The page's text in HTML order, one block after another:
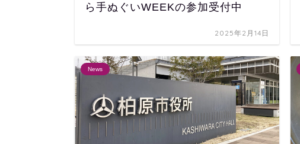
ら手ぬぐいWEEKの参加受付中
2025年2月14日
News